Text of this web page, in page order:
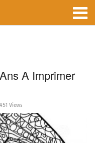
A Imprimer
Views